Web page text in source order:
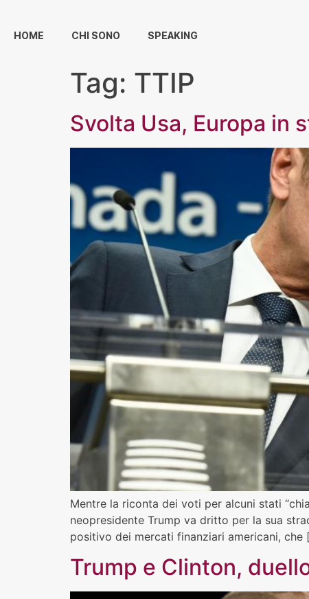
HOME CHI SONO SPEAKING
Tag: TTIP
Svolta Usa, Europa in
Mentre la riconta dei voti per alcuni stati
neopresidente Trump va dritto per la sua
positivo dei mercati finanziari americani, che
Trump e Clinton,